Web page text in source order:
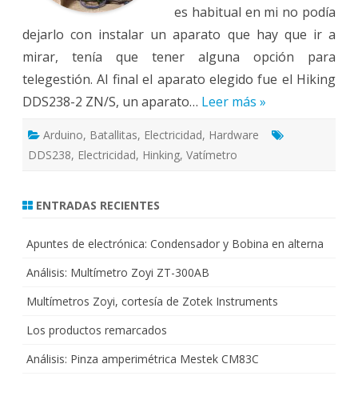
es habitual en mi no podía
dejarlo con instalar un aparato que hay que ir a
mirar, tenía que tener alguna opción para
telegestión. Al final el aparato elegido fue el Hiking
DDS238-2 ZN/S, un aparato… Leer más »
Arduino, Batallitas, Electricidad, Hardware
DDS238, Electricidad, Hinking, Vatímetro
ENTRADAS RECIENTES
Apuntes de electrónica: Condensador y Bobina en alterna
Análisis: Multímetro Zoyi ZT-300AB
Multímetros Zoyi, cortesía de Zotek Instruments
Los productos remarcados
Análisis: Pinza amperimétrica Mestek CM83C